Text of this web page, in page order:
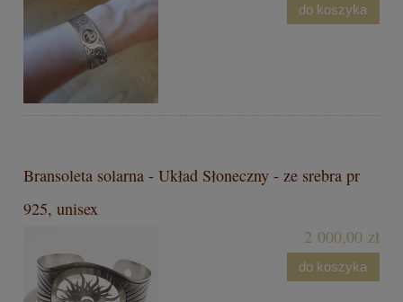
do koszyka
Bransoleta solarna - Układ Słoneczny - ze srebra pr
925, unisex
2 000,00 zł
do koszyka